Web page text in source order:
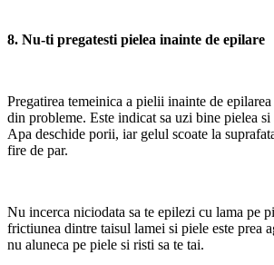
8. Nu-ti pregatesti pielea inainte de epilare
Pregatirea temeinica a pielii inainte de
din probleme. Este indicat sa uzi bine pielea
Apa deschide porii, iar gelul scoate la
fire de par.
Nu incerca niciodata sa te epilezi cu lama pe
frictiunea dintre taisul lamei si piele este prea
nu aluneca pe piele si risti sa te tai.